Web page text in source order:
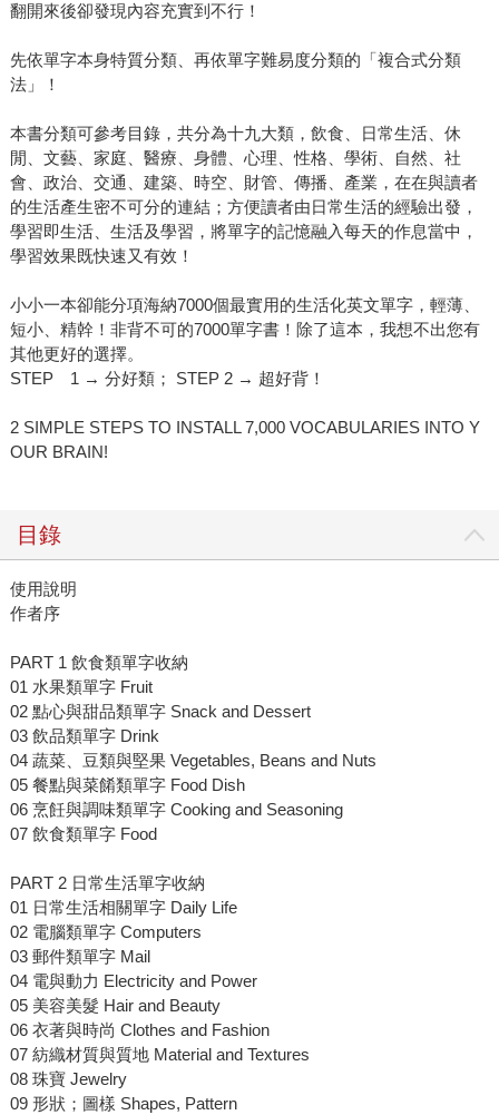
翻開來後卻發現內容充實到不行！
先依單字本身特質分類、再依單字難易度分類的「複合式分類
法」！
本書分類可參考目錄，共分為十九大類，飲食、日常生活、休
閒、文藝、家庭、醫療、身體、心理、性格、學術、自然、社
會、政治、交通、建築、時空、財管、傳播、產業，在在與讀者
的生活產生密不可分的連結；方便讀者由日常生活的經驗出發，
學習即生活、生活及學習，將單字的記憶融入每天的作息當中，
學習效果既快速又有效！
小小一本卻能分項海納7000個最實用的生活化英文單字，輕薄、
短小、精幹！非背不可的7000單字書！除了這本，我想不出您有
其他更好的選擇。
STEP 1 → 分好類； STEP 2 → 超好背！
2 SIMPLE STEPS TO INSTALL 7,000 VOCABULARIES INTO Y
OUR BRAIN!
目錄
使用說明
作者序
PART 1 飲食類單字收納
01 水果類單字 Fruit
02 點心與甜品類單字 Snack and Dessert
03 飲品類單字 Drink
04 蔬菜、豆類與堅果 Vegetables, Beans and Nuts
05 餐點與菜餚類單字 Food Dish
06 烹飪與調味類單字 Cooking and Seasoning
07 飲食類單字 Food
PART 2 日常生活單字收納
01 日常生活相關單字 Daily Life
02 電腦類單字 Computers
03 郵件類單字 Mail
04 電與動力 Electricity and Power
05 美容美髮 Hair and Beauty
06 衣著與時尚 Clothes and Fashion
07 紡織材質與質地 Material and Textures
08 珠寶 Jewelry
09 形狀；圖樣 Shapes, Pattern